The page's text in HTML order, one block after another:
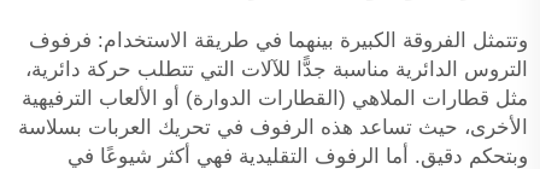
وتتمثل الفروقة الكبيرة بينهما في طريقة الاستخدام: فرفوف
التروس الدائرية مناسبة جدًّا للآلات التي تتطلب حركة دائرية،
مثل قطارات الملاهي (القطارات الدوارة) أو الألعاب الترفيهية
الأخرى، حيث تساعد هذه الرفوف في تحريك العربات بسلاسة
وبتحكم دقيق. أما الرفوف التقليدية فهي أكثر شيوعًا في